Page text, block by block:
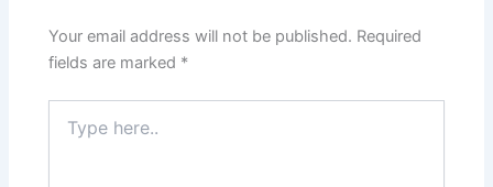
Your email address will not be published. Required
fields are marked *
here..